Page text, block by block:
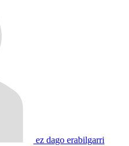
ez dago erabilgarri